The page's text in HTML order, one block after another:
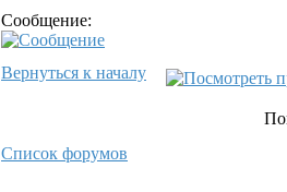
Сообщение:
Вернуться к началу
Список форумов